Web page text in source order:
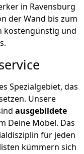
in Ravensburg
der Wand bis zum
kostengünstig und
Spezialgebiet, das
Unsere
ausgebildete
Deine Möbel. Das
für jeden
kümmern sich